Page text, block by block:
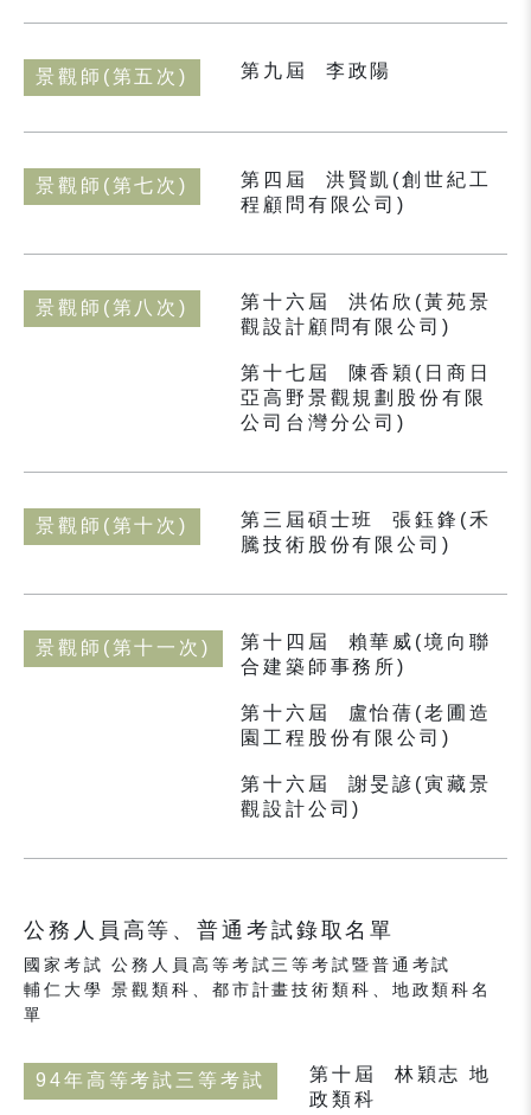
景觀師(第五次) 第九屆 李政陽
景觀師(第七次) 第四屆
洪賢凱(創世紀工
程顧問有限公司)
景觀師(第八次) 第十六屆
洪佑欣(黃苑景
觀設計顧問有限公司)
第十七屆
陳香穎(日商日
亞高野景觀規劃股份有限
公司台灣分公司)
景觀師(第十次) 第三屆碩士班
張鈺鋒(禾
騰技術股份有限公司)
景觀師(第十一次) 第十四屆
賴華威(境向聯
合建築師事務所)
第十六屆
盧怡蒨(老圃造
園工程股份有限公司)
第十六屆
謝旻諺(寅藏景
觀設計公司)
公務人員高等、普通考試錄取名單
國家考試 公務人員高等考試三等考試暨普通考試
輔仁大學 景觀類科、都市計畫技術類科、地政類科名
單
94年高等考試三等考試 第十屆
林穎志 地
政類科